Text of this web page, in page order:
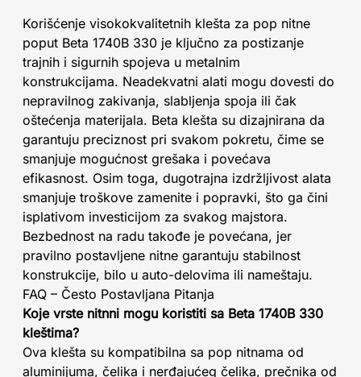
Korišćenje visokokvalitetnih klešta za pop nitne
poput Beta 1740B 330 je ključno za postizanje
trajnih i sigurnih spojeva u metalnim
konstrukcijama. Neadekvatni alati mogu dovesti do
nepravilnog zakivanja, slabljenja spoja ili čak
oštećenja materijala. Beta klešta su dizajnirana da
garantuju preciznost pri svakom pokretu, čime se
smanjuje mogućnost grešaka i povećava
efikasnost. Osim toga, dugotrajna izdržljivost alata
smanjuje troškove zamenite i popravki, što ga čini
isplativom investicijom za svakog majstora.
Bezbednost na radu takođe je povećana, jer
pravilno postavljene nitne garantuju stabilnost
konstrukcije, bilo u auto-delovima ili nameštaju.
FAQ – Često Postavljana Pitanja
Koje vrste nitnni mogu koristiti sa Beta 1740B 330
kleštima?
Ova klešta su kompatibilna sa pop nitnama od
aluminijuma, čelika i nerđajućeg čelika, prečnika od